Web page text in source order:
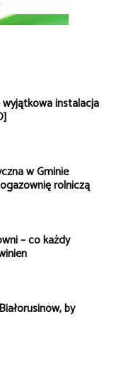
instalacja
w Gminie
rolniczą
– co każdy
by